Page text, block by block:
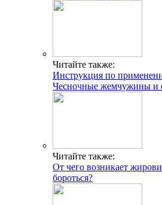
Читайте также:
Инструкция по
Чесночные жемчужины и
Читайте также:
От чего возникает
бороться?